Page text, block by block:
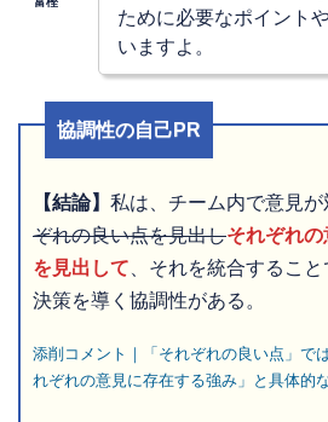
ために必要なポイント
いますよ。
協調性の自己PR
【結論】 私は、チーム内で意見が
ぞれの良い点を見出しそれぞれ
を見出して 、それを統合するこ
決策を導く協調性がある。
添削コメント｜「それぞれの良い点」で
れぞれの意見に存在する強み」と具体的